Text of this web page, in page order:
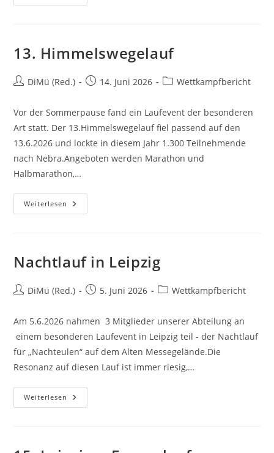
13. Himmelswegelauf
DiMü (Red.) 14. Juni 2026 Wettkampfbericht
Vor der Sommerpause fand ein Laufevent der besonderen
Art statt. Der 13.Himmelswegelauf fiel passend auf den
13.6.2026 und lockte in diesem Jahr 1.300 Teilnehmende
nach Nebra.Angeboten werden Marathon und
Halbmarathon,…
Weiterlesen
Nachtlauf in Leipzig
DiMü (Red.) 5. Juni 2026 Wettkampfbericht
Am 5.6.2026 nahmen 3 Mitglieder unserer Abteilung an
einem besonderen Laufevent in Leipzig teil - der Nachtlauf
für „Nachteulen“ auf dem Alten Messegelände.Die
Resonanz auf diesen Lauf ist immer riesig,…
Weiterlesen